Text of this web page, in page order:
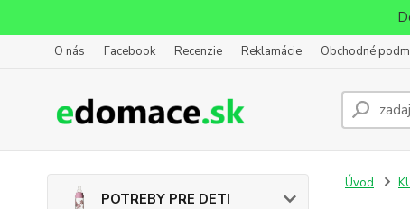
O nás Facebook Recenzie Reklamácie Obchodné
POTREBY PRE DETI
Úvod